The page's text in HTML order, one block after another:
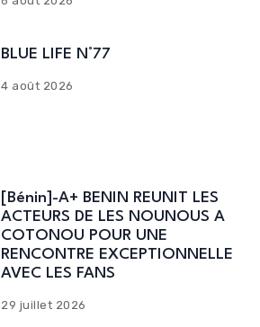
BLUE LIFE N°77
4 août 2026
[Bénin]-A+ BENIN REUNIT LES
ACTEURS DE LES NOUNOUS A
COTONOU POUR UNE
RENCONTRE EXCEPTIONNELLE
AVEC LES FANS
29 juillet 2026